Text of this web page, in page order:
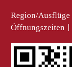
Region/Ausflüge
Öffnungszeiten